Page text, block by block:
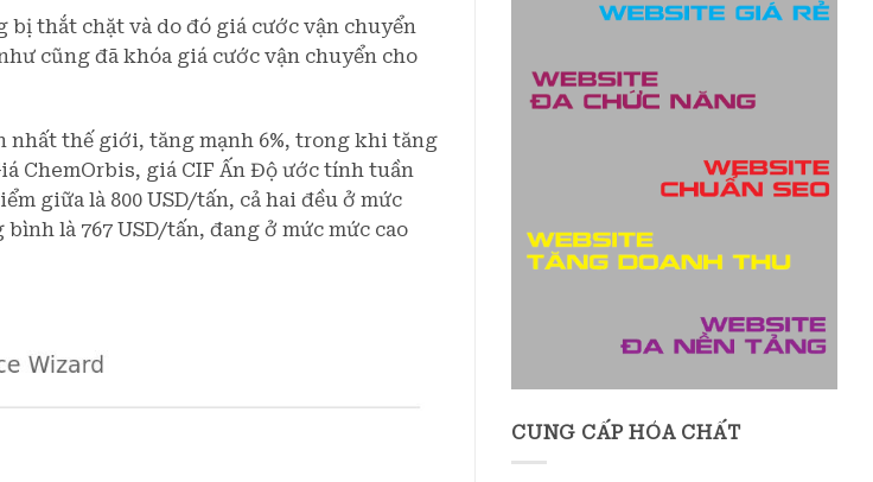
thắt chặt và do đó giá cước vận chuyển
cũng đã khóa giá cước vận chuyển cho
nhất thế giới, tăng mạnh 6%, trong khi tăng
ChemOrbis, giá CIF Ấn Độ ước tính tuần
giữa là 800 USD/tấn, cả hai đều ở mức
là 767 USD/tấn, đang ở mức mức cao
CUNG CẤP HÓA CHẤT